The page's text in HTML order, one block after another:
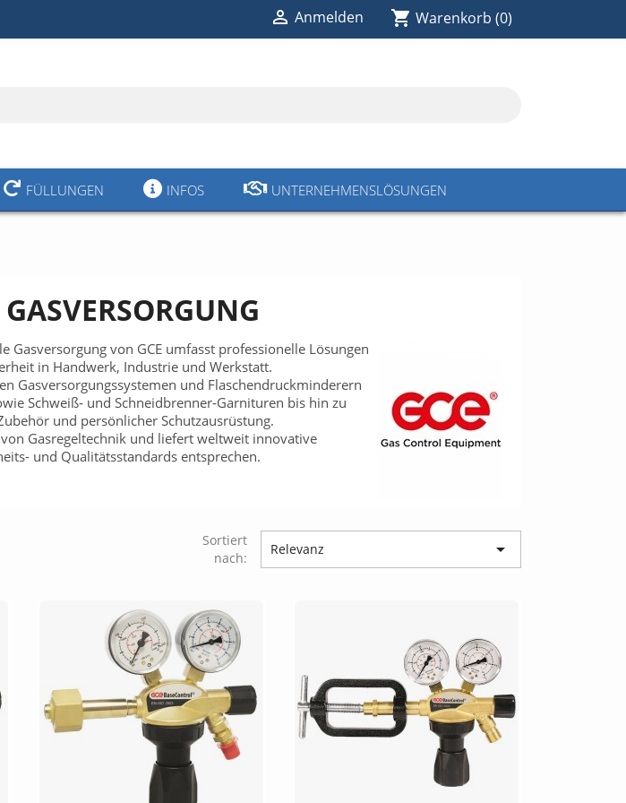
 Anmelden shopping_cart Warenkorb (0)
FÜLLUNGEN INFOS UNTERNEHMENSLÖSUNGEN
Gasversorgung von GCE umfasst professionelle Lösungen
in Handwerk, Industrie und Werkstatt.
Gasversorgungssystemen und Flaschendruckminderern
Schweiß‑ und Schneidbrenner‑Garnituren bis hin zu
und persönlicher Schutzausrüstung.
Gasregeltechnik und liefert weltweit innovative
und Qualitätsstandards entsprechen.
Sortiert
nach:
Relevanz 